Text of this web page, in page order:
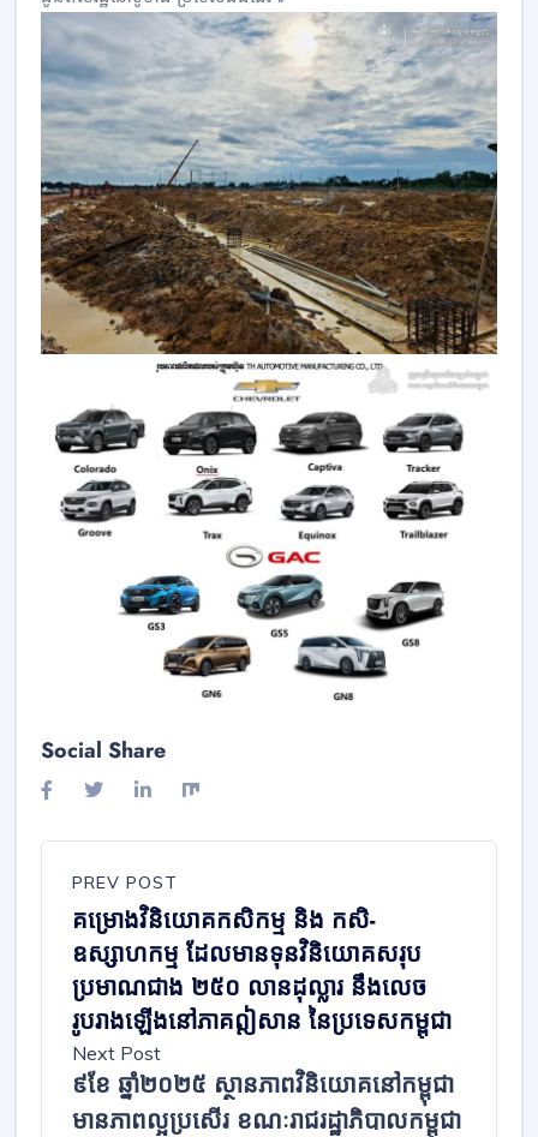
Social Share
PREV POST
គម្រោងវិនិយោគកសិកម្ម និង កសិ-
ឧស្សាហកម្ម ដែលមានទុនវិនិយោគសរុប
ប្រមាណជាង ២៥០ លានដុល្លារ នឹងលេច
រូបរាងឡើងនៅភាគឦសាន នៃប្រទេសកម្ពុជា
Next Post
៩ខែ ឆ្នាំ២០២៥ ស្ថានភាពវិនិយោគនៅកម្ពុជា
មានភាពល្អប្រសើរ ខណៈរាជរដ្ឋាភិបាលកម្ពុជា